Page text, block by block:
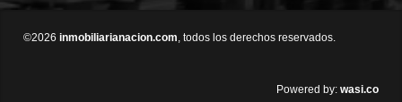
©2026 inmobiliarianacion.com, todos los derechos reservados.
Powered by: wasi.co